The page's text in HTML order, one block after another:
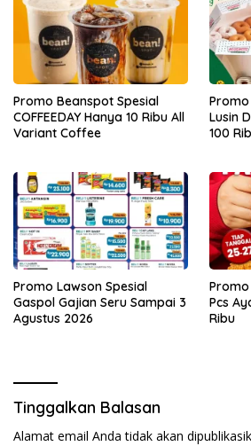
Promo Beanspot Spesial
COFFEEDAY Hanya 10 Ribu All
Variant Coffee
Lusin
100
Promo Lawson Spesial
Gaspol Gajian Seru Sampai 3
Agustus 2026
Promo
Pcs
Ribu
Tinggalkan Balasan
Alamat email Anda tidak akan